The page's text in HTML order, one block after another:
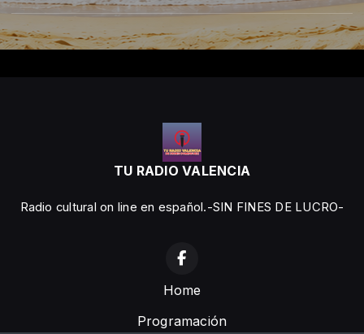
TU RADIO VALENCIA
Radio cultural on line en español.-SIN FINES DE LUCRO-
Home
Programación